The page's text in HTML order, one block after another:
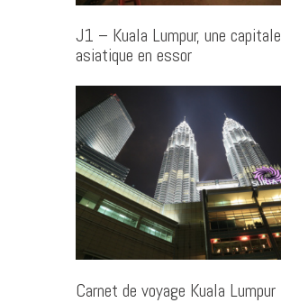
J1 – Kuala Lumpur, une capitale
asiatique en essor
Carnet de voyage Kuala Lumpur